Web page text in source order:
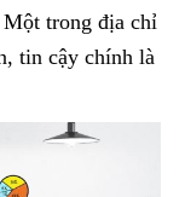
Một trong địa chỉ
tin cậy chính là